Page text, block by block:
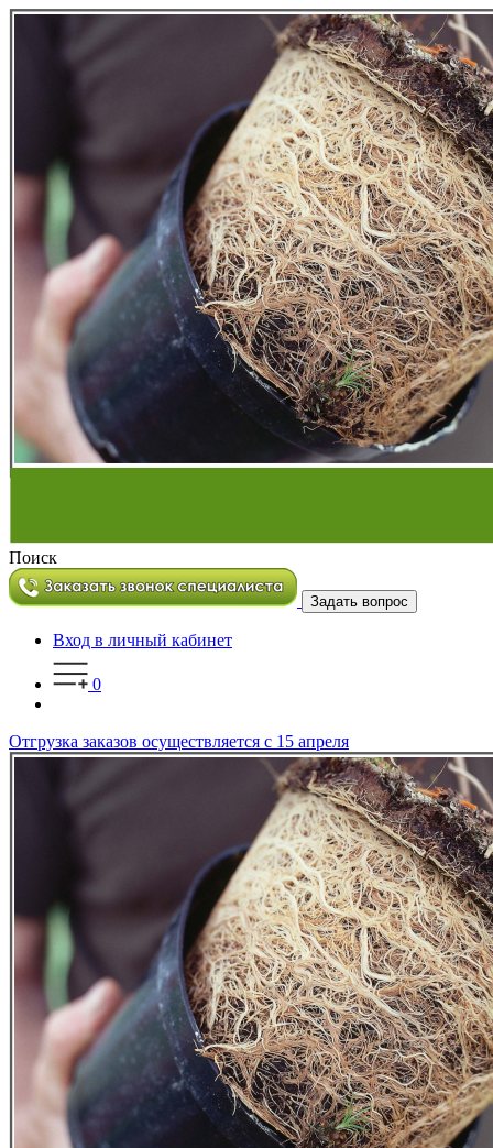
Поиск
Задать вопрос
Вход в личный кабинет
0
Отгрузка заказов осуществляется с 15 апреля